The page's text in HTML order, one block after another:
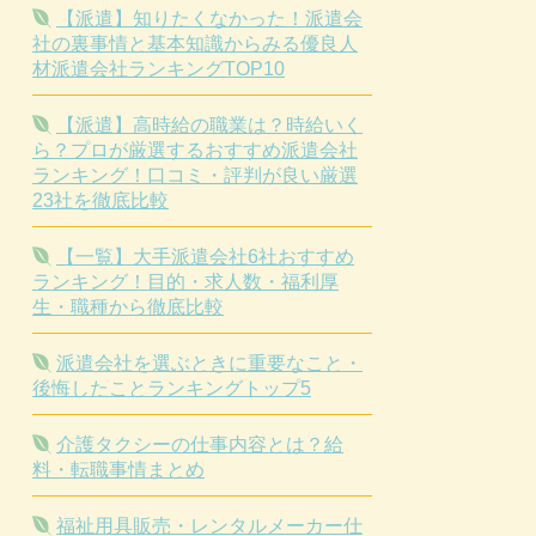
【派遣】知りたくなかった！派遣会
社の裏事情と基本知識からみる優良人
材派遣会社ランキングTOP10
【派遣】高時給の職業は？時給いく
ら？プロが厳選するおすすめ派遣会社
ランキング！口コミ・評判が良い厳選
23社を徹底比較
【一覧】大手派遣会社6社おすすめ
ランキング！目的・求人数・福利厚
生・職種から徹底比較
派遣会社を選ぶときに重要なこと・
後悔したことランキングトップ5
介護タクシーの仕事内容とは？給
料・転職事情まとめ
福祉用具販売・レンタルメーカー仕